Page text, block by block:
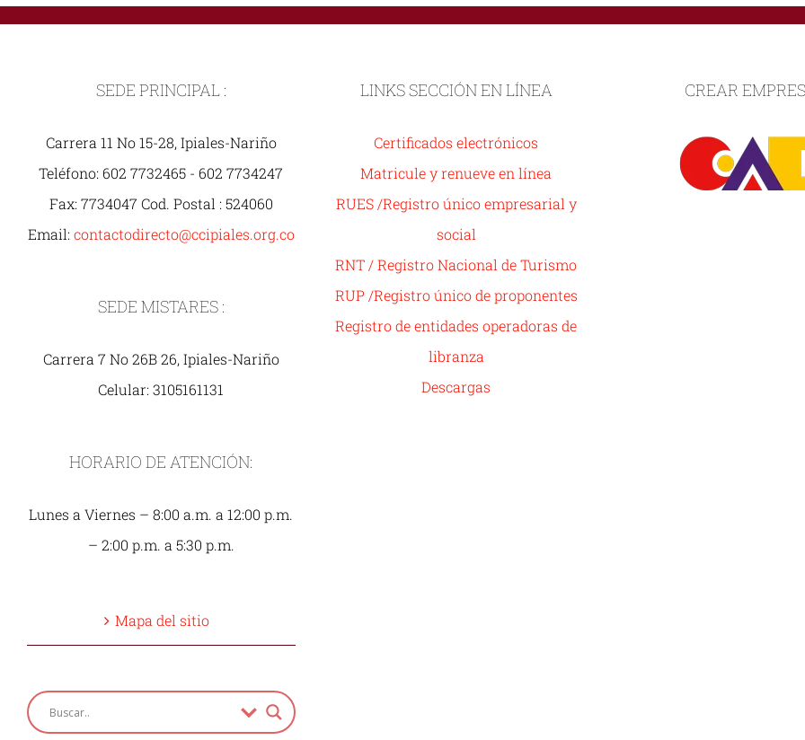
SEDE PRINCIPAL :
Carrera 11 No 15-28, Ipiales-Nariño
Teléfono: 602 7732465 - 602 7734247
Fax: 7734047 Cod. Postal : 524060
Email: contactodirecto@ccipiales.org.co
SEDE MISTARES :
Carrera 7 No 26B 26, Ipiales-Nariño
Celular: 3105161131
HORARIO DE ATENCIÓN:
Lunes a Viernes – 8:00 a.m. a 12:00 p.m.
– 2:00 p.m. a 5:30 p.m.
Mapa del sitio
LINKS SECCIÓN EN LÍNEA
Certificados electrónicos
Matricule y renueve en línea
RUES /Registro único empresarial y
social
RNT / Registro Nacional de Turismo
RUP /Registro único de proponentes
Registro de entidades operadoras de
libranza
Descargas
CREAR